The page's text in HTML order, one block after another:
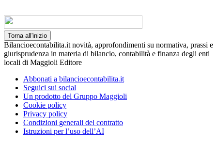
Torna all'inizio
Bilancioecontabilita.it novità, approfondimenti su normativa, prassi e
giurisprudenza in materia di bilancio, contabilità e finanza degli enti
locali di Maggioli Editore
Abbonati a bilancioecontabilita.it
Seguici sui social
Un prodotto del Gruppo Maggioli
Cookie policy
Privacy policy
Condizioni generali del contratto
Istruzioni per l’uso dell’AI